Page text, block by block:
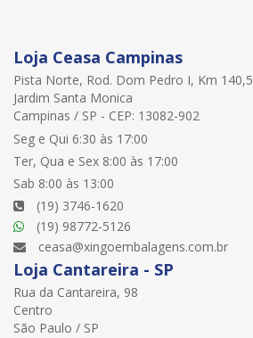
Loja Ceasa Campinas
Pista Norte, Rod. Dom Pedro I, Km 140,5
Jardim Santa Monica
Campinas / SP - CEP: 13082-902
Seg e Qui 6:30 às 17:00
Ter, Qua e Sex 8:00 às 17:00
Sab 8:00 às 13:00
(19) 3746-1620
(19) 98772-5126
ceasa@xingoembalagens.com.br
Loja Cantareira - SP
Rua da Cantareira, 98
Centro
São Paulo / SP